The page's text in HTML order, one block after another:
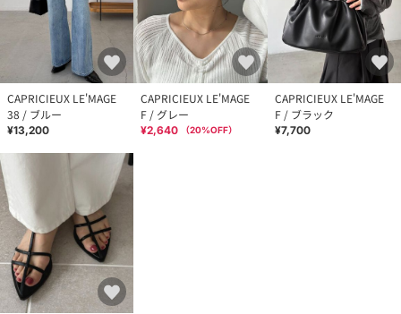
CAPRICIEUX LE'MAGE
38 / ブルー
¥13,200
CAPRICIEUX LE'MAGE
F / グレー
¥2,640 （20%OFF）
CAPRICIEUX LE'MAGE
F / ブラック
¥7,700